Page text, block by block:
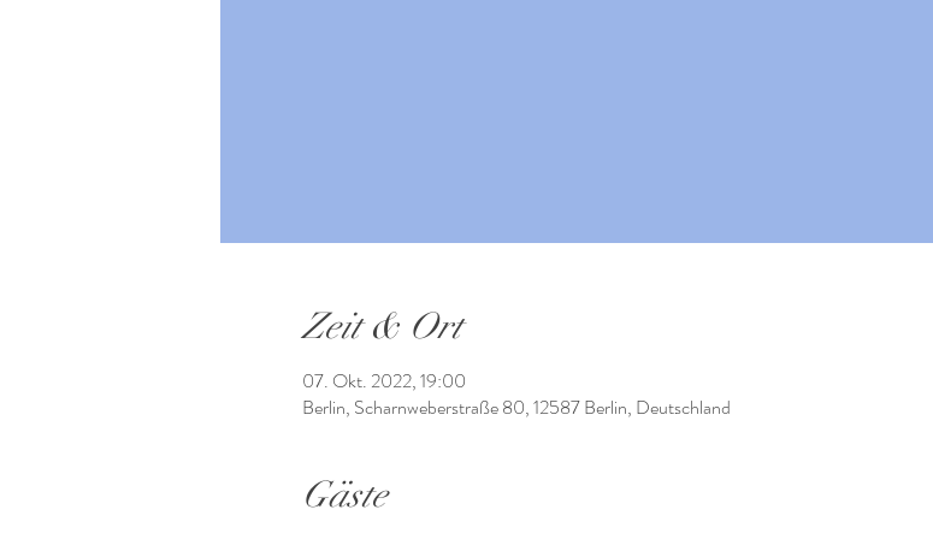
Zeit & Ort
07. Okt. 2022, 19:00
Berlin, Scharnweberstraße 80, 12587 Berlin, Deutschland
Gäste